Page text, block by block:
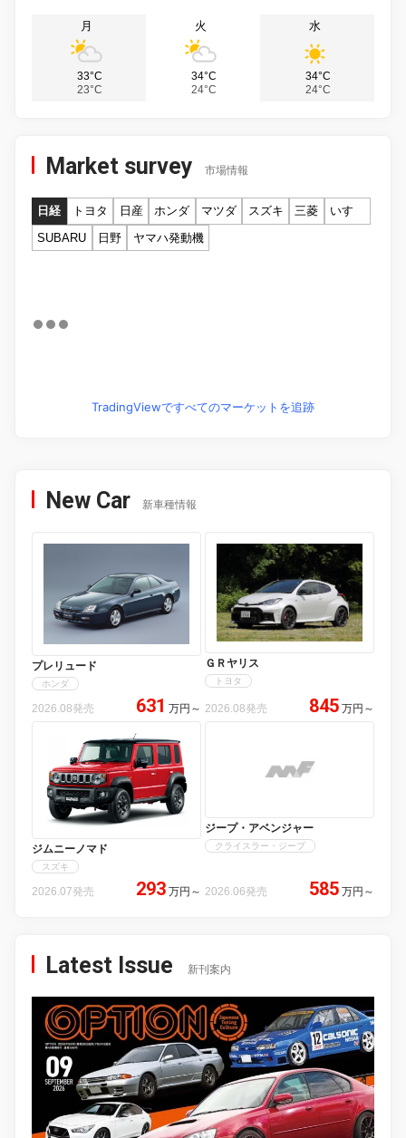
月
33°C
23°C
火
34°C
24°C
水
34°C
24°C
Market survey 市場情報
日経 トヨタ 日産 ホンダ マツダ スズキ 三菱
いすゞ
SUBARU
日野 ヤマハ発動機
TradingViewですべてのマーケットを追跡
New Car 新車種情報
プレリュード
ホンダ
2026.08発売 631 万円 ～
ＧＲヤリス
トヨタ
2026.08発売 845 万円 ～
ジムニーノマド
スズキ
2026.07発売 293 万円 ～
ジープ・アベンジャー
クライスラー・ジープ
2026.06発売 585 万円 ～
Latest Issue 新刊案内